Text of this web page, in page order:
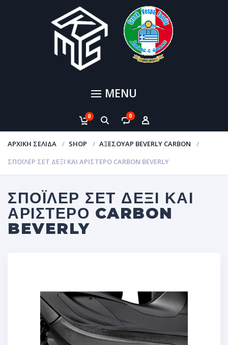
MENU
0 0
ΑΡΧΙΚΉ ΣΕΛΊΔΑ SHOP
ΑΞΕΣΟΥΑΡ BEVERLY CARBON
ΣΠΟΪΛΕΡ ΣΕΤ ΔΕΞΙ ΚΑΙ ΑΡΙΣΤΕΡΟ CARBON BEVERLY
ΣΠΟΪΛΕΡ ΣΕΤ ΔΕΞΙ ΚΑΙ
ΑΡΙΣΤΕΡΟ CARBON
BEVERLY